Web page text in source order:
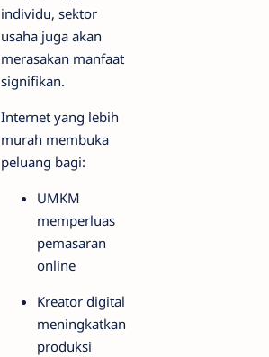
individu, sektor
usaha juga akan
merasakan manfaat
signifikan.
Internet yang lebih
murah membuka
peluang bagi:
UMKM
memperluas
pemasaran
online
Kreator digital
meningkatkan
produksi